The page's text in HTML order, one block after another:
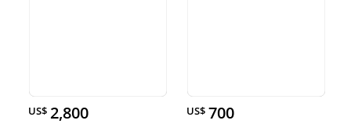
US$ 2,800 US$ 700